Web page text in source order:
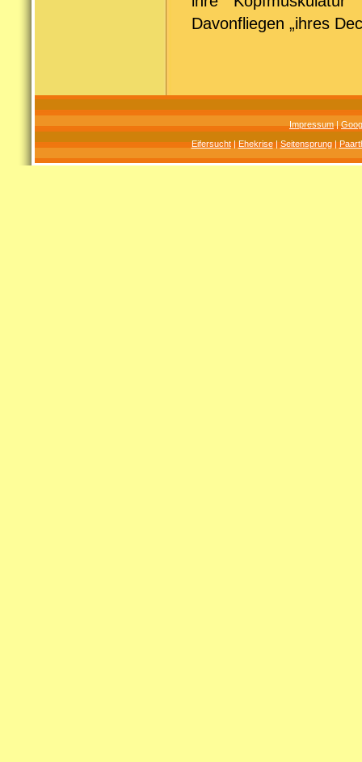
Davonfliegen „ihres
Impressum|
Eifersucht|Ehekrise|Seitensprung|